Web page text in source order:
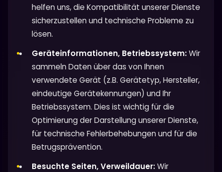
helfen uns, die Kompatibilität unserer Dienste
sicherzustellen und technische Probleme zu
lösen.
Geräteinformationen, Betriebssystem:Wir
sammeln Daten über das von Ihnen
verwendete Gerät (z.B. Gerätetyp, Hersteller,
eindeutige Gerätekennungen) und Ihr
Betriebssystem. Dies ist wichtig für die
Optimierung der Darstellung unserer Dienste,
für technische Fehlerbehebungen und für die
Betrugsprävention.
Besuchte Seiten, Verweildauer:Wir